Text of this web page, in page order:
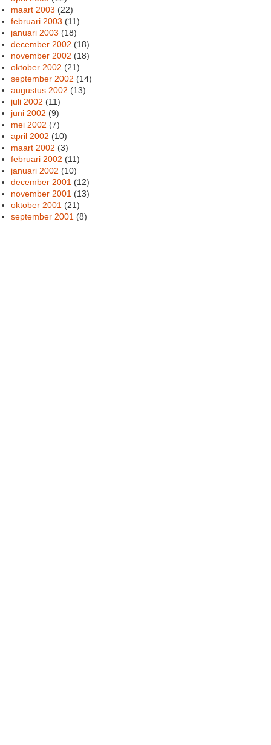
maart 2003 (22)
februari 2003 (11)
januari 2003 (18)
december 2002 (18)
november 2002 (18)
oktober 2002 (21)
september 2002 (14)
augustus 2002 (13)
juli 2002 (11)
juni 2002 (9)
mei 2002 (7)
april 2002 (10)
maart 2002 (3)
februari 2002 (11)
januari 2002 (10)
december 2001 (12)
november 2001 (13)
oktober 2001 (21)
september 2001 (8)